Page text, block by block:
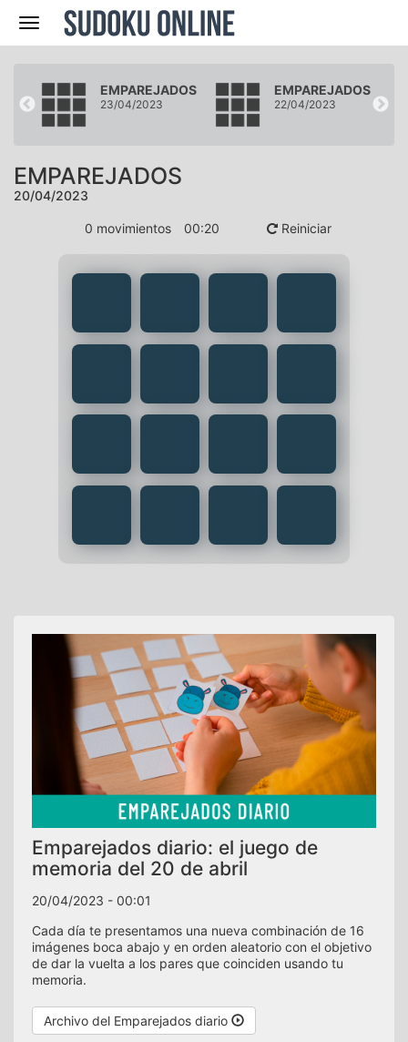
Navegación
EMPAREJADOS
23/04/2023
EMPAREJADOS
22/04/2023
EMPAREJADOS
20/04/2023
0 movimientos 00:20 Reiniciar
Emparejados diario: el juego de
memoria del 20 de abril
20/04/2023 - 00:01
Cada día te presentamos una nueva combinación de 16
imágenes boca abajo y en orden aleatorio con el objetivo
de dar la vuelta a los pares que coinciden usando tu
memoria.
Archivo del Emparejados diario